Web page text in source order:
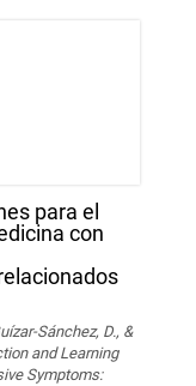
para el
con
Sánchez, D., &
and Learning
Symptoms: